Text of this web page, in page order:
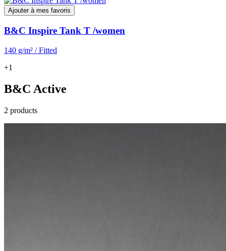
Ajouter à mes favoris
B&C Inspire Tank T /women
140 g/m² / Fitted
+1
B&C Active
2 products